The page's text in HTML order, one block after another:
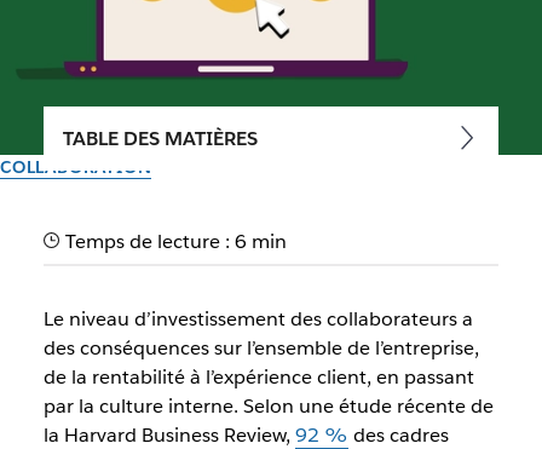
COLLABORATION
Votre guide complet pour
collaborateurs
De nombreux outils technologiques modernes et de
nombreuses applications permettent aux équipes
d’échanger et de travailler ensemble.
TABLE DES MATIÈRES
Temps de lecture : 6 min
Le niveau d’investissement des collaborateurs a
des conséquences sur l’ensemble de l’entreprise,
de la rentabilité à l’expérience client, en passant
par la culture interne. Selon une étude récente de
la Harvard Business Review, 92 % des cadres